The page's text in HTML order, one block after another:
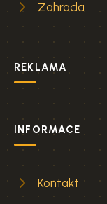
Zahrada
REKLAMA
INFORMACE
Kontakt